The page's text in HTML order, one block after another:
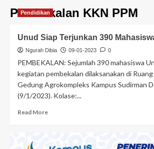
Pembekalan KKN PPM
Pendidikan
Unud Siap Terjunkan 390
Ngurah Dibia 09-01-2023 0
PEMBEKALAN: Sejumlah 390 mahasiswa
kegiatan pembekalan dilaksanakan di
Gedung Agrokompleks Kampus Sudirman
(9/1/2023). Kolase:...
Read More